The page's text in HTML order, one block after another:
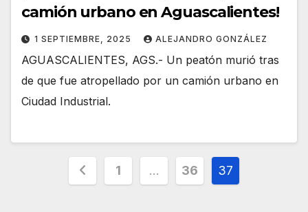
camión urbano en Aguascalientes!
1 SEPTIEMBRE, 2025 ALEJANDRO GONZÁLEZ
AGUASCALIENTES, AGS.- Un peatón murió tras
de que fue atropellado por un camión urbano en
Ciudad Industrial.
Paginación
1 … 36 37